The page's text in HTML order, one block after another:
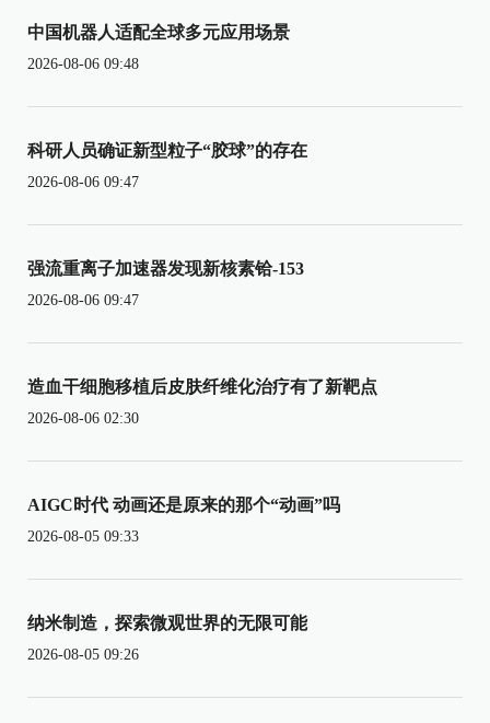
中国机器人适配全球多元应用场景
2026-08-06 09:48
科研人员确证新型粒子“胶球”的存在
2026-08-06 09:47
强流重离子加速器发现新核素铪-153
2026-08-06 09:47
造血干细胞移植后皮肤纤维化治疗有了新靶点
2026-08-06 02:30
AIGC时代 动画还是原来的那个“动画”吗
2026-08-05 09:33
纳米制造，探索微观世界的无限可能
2026-08-05 09:26